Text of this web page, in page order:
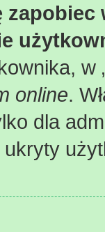
w
online.
dla